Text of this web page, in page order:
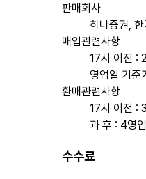
판매회사
하나증권,
매입관련사항
17시 이전 :
영업일 기준
환매관련사항
17시 이전 :
과 후 : 4영
수수료